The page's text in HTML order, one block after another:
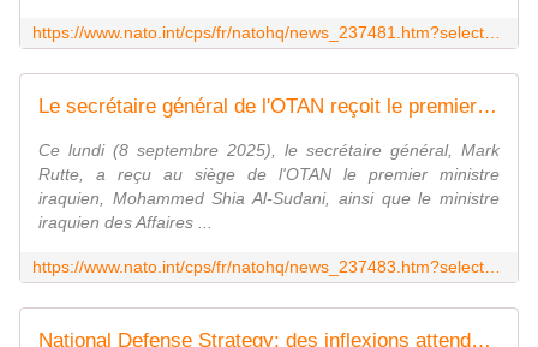
Le secrétaire général de l'OTAN reçoit le premier ministre de la République d'Iraq
Ce lundi (8 septembre 2025), le secrétaire général, Mark
Rutte, a reçu au siège de l'OTAN le premier ministre
iraquien, Mohammed Shia Al-Sudani, ainsi que le ministre
iraquien des Affaires ...
National Defense Strategy: des inflexions attendues dans la "priorisation" des menaces